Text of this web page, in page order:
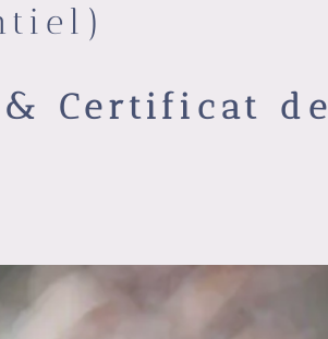
Certificat de